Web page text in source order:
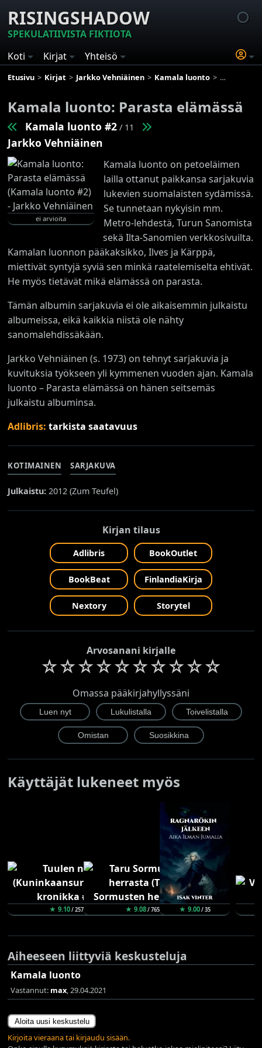
RISINGSHADOW
SPEKULATIIVISTA FIKTIOTA
Koti
Kirjat Yhteisö
Etusivu Kirjat Jarkko Vehniäinen Kamala luonto Kamala
Kamala luonto: Parasta elämässä
Kamala luonto #2 / 11
Jarkko Vehniäinen
ei arvioita
Kamala luonto on petoeläimen
lailla ottanut paikkansa sarjakuvia
lukevien suomalaisten sydämissä.
Se tunnetaan nykyisin mm.
Metro-lehdestä, Turun Sanomista
sekä Ilta-Sanomien verkkosivuilta.
Kamalan luonnon pääkaksikko, Ilves ja Kärppä,
miettivät syntyjä syviä sen minkä raatelemiselta ehtivät.
He myös tietävät mikä elämässä on parasta.
Tämän albumin sarjakuvia ei ole aikaisemmin julkaistu
albumeissa, eikä kaikkia niistä ole nähty
sanomalehdissäkään.
Jarkko Vehniäinen (s. 1973) on tehnyt sarjakuvia ja
kuvituksia työkseen yli kymmenen vuoden ajan. Kamala
luonto – Parasta elämässä on hänen seitsemäs
julkaistu albuminsa.
Adlibris:tarkista saatavuus
KOTIMAINEN SARJAKUVA
Julkaistu: 2012 (Zum Teufel)
Kirjan tilaus
Adlibris BookOutlet
BookBeat FinlandiaKirja
Nextory Storytel
Arvosanani kirjalle
☆☆☆☆☆☆☆☆☆☆
Omassa pääkirjahyllyssäni
Käyttäjät lukeneet myös
★ 9.10/ 257 ★ 9.08/ 765 ★ 9.00/ 35
Aiheeseen liittyviä keskusteluja
Kamala luonto
Vastannut: max, 29.04.2021
Aloita uusi keskustelu
Kirjoita vieraana tai kirjaudu sisään.